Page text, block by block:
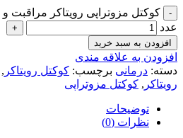
کوکتل مزوتراپی رویتاکر
عدد
افزودن به سبد خرید
افزودن به علاقه مندی
دسته: درمانی برچسب: کوکتل رویتاکر ,
رویتاکر , کوکتل مزوتراپی
توضیحات
نظرات (0)